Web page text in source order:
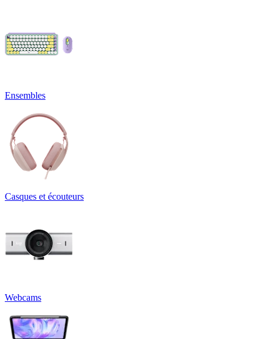
Ensembles
Casques et écouteurs
Webcams